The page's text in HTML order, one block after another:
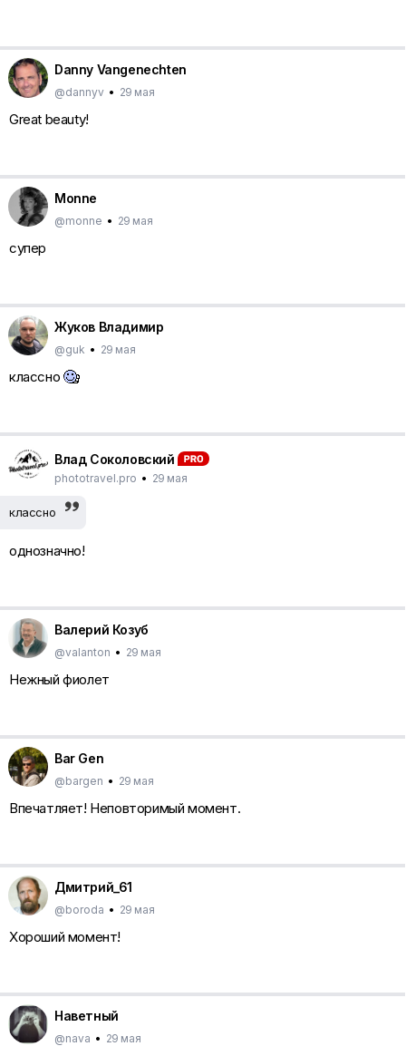
Danny Vangenechten
@dannyv • 29 мая
Great beauty!
Monne
@monne • 29 мая
супер
Жуков Владимир
@guk • 29 мая
классно
Влад Соколовский
phototravel.pro • 29 мая
классно
однозначно!
Валерий Козуб
@valanton • 29 мая
Нежный фиолет
Bar Gen
@bargen • 29 мая
Впечатляет! Неповторимый момент.
Дмитрий_61
@boroda • 29 мая
Хороший момент!
Наветный
@nava • 29 мая